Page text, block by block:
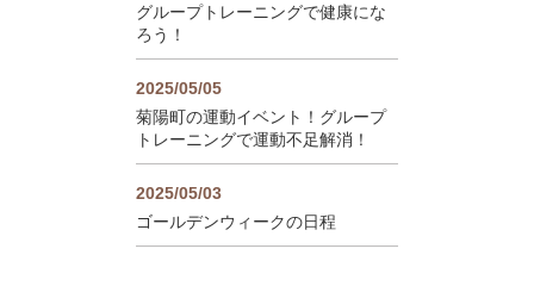
グループトレーニングで健康にな
ろう！
2025/05/05
菊陽町の運動イベント！グループ
トレーニングで運動不足解消！
2025/05/03
ゴールデンウィークの日程